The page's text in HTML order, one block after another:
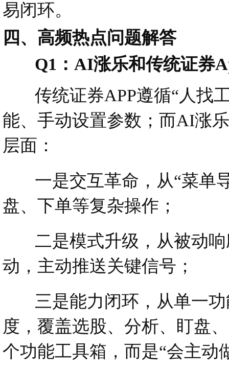
易闭环。
四、高频热点问题解答
Q1：AI涨乐和传统证券
传统证券APP遵循“人找工
能、手动设置参数；而AI涨
层面：
一是交互革命，从“菜单导
盘、下单等复杂操作；
二是模式升级，从被动响
动，主动推送关键信号；
三是能力闭环，从单一功
度，覆盖选股、分析、盯盘
个功能工具箱，而是“会主动